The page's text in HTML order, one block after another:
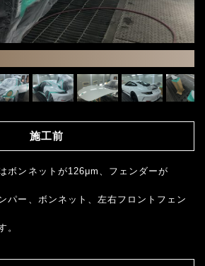
施工前
ボンネットが126μm、フェンダーが
パー、ボンネット、左右フロントフェン
。